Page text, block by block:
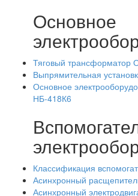
Основное
Тяговый трансформатор
Выпрямительная
Основное
НБ-418К6
Классификация
Асинхронный
Асинхронный